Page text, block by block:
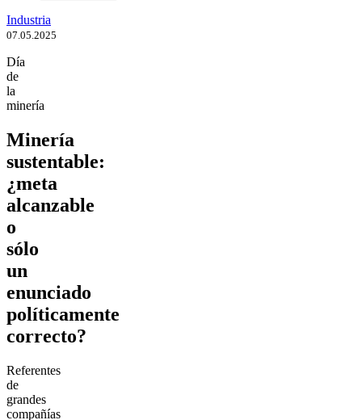
Industria
07.05.2025
Día
de
la
minería
Minería
sustentable:
¿meta
alcanzable
o
sólo
un
enunciado
políticamente
correcto?
Referentes
de
grandes
compañías